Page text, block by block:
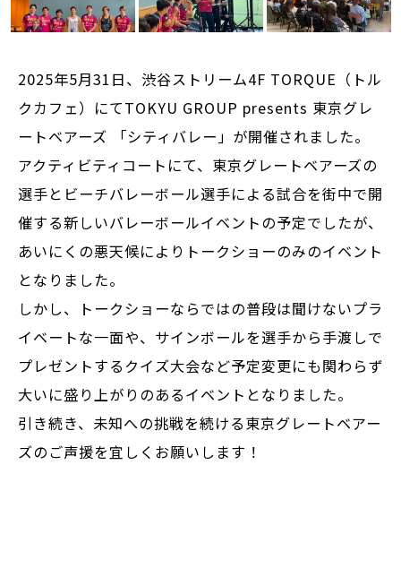
2025年5月31日、渋谷ストリーム4F TORQUE（トル
クカフェ）にてTOKYU GROUP presents 東京グレ
ートベアーズ 「シティバレー」が開催されました。
アクティビティコートにて、東京グレートベアーズの
選手とビーチバレーボール選手による試合を街中で開
催する新しいバレーボールイベントの予定でしたが、
あいにくの悪天候によりトークショーのみのイベント
となりました。
しかし、トークショーならではの普段は聞けないプラ
イベートな一面や、サインボールを選手から手渡しで
プレゼントするクイズ大会など予定変更にも関わらず
大いに盛り上がりのあるイベントとなりました。
引き続き、未知への挑戦を続ける東京グレートベアー
ズのご声援を宜しくお願いします！